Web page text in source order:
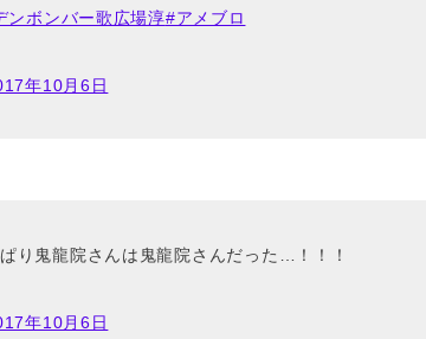
ンボンバー歌広場淳#アメブロ
年10月6日
り鬼龍院さんは鬼龍院さんだった…！！！
年10月6日